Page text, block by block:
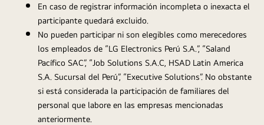
En caso de registrar información incompleta o inexacta el
participante quedará excluido.
No pueden participar ni son elegibles como merecedores
los empleados de “LG Electronics Perú S.A.”, “Saland
Pacífico SAC”, “Job Solutions S.A.C, HSAD Latin America
S.A. Sucursal del Perú”, “Executive Solutions”. No obstante
si está considerada la participación de familiares del
personal que labore en las empresas mencionadas
anteriormente.